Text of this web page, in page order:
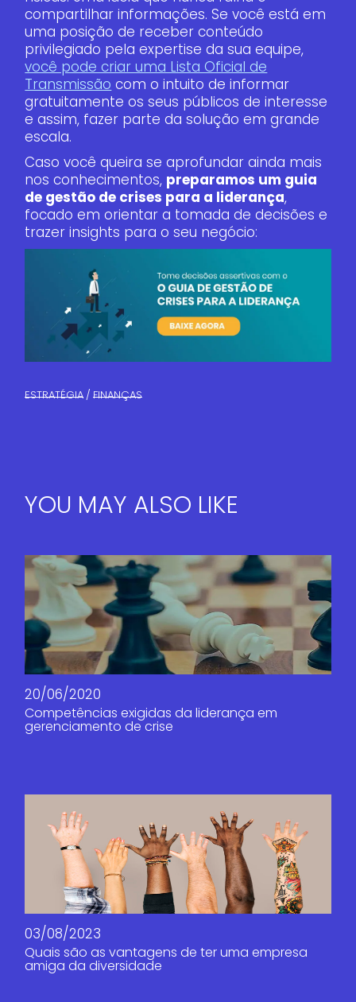
compartilhar informações. Se você está em
uma posição de receber conteúdo
privilegiado pela expertise da sua equipe,
você pode criar uma Lista Oficial de
Transmissão com o intuito de informar
gratuitamente os seus públicos de interesse
e assim, fazer parte da solução em grande
escala.
Caso você queira se aprofundar ainda mais
nos conhecimentos, preparamos um guia
de gestão de crises para a liderança,
focado em orientar a tomada de decisões e
trazer insights para o seu negócio:
ESTRATÉGIA FINANÇAS​
YOU MAY ALSO LIKE
20/06/2020
Competências exigidas da liderança em
gerenciamento de crise
03/08/2023
Quais são as vantagens de ter uma empresa
amiga da diversidade